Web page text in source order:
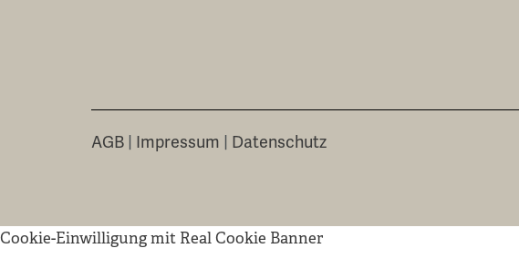
AGB | Impressum | Datenschutz
Cookie-Einwilligung mit Real Cookie Banner